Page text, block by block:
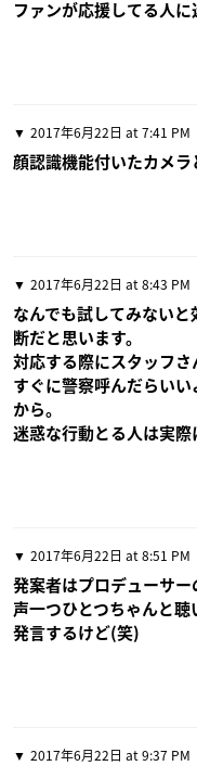
ファンが応援してる人に
2017年6月22日 at 7:41 PM
顔認識機能付いたカメラ
2017年6月22日 at 8:43 PM
なんでも試してみないと
断だと思います。
対応する際にスタッフさ
すぐに警察呼んだらい
から。
迷惑な行動とる人は実際
2017年6月22日 at 8:51 PM
発案者はプロデューサ
声一つひとつちゃんと
発言するけど(笑)
2017年6月22日 at 9:37 PM